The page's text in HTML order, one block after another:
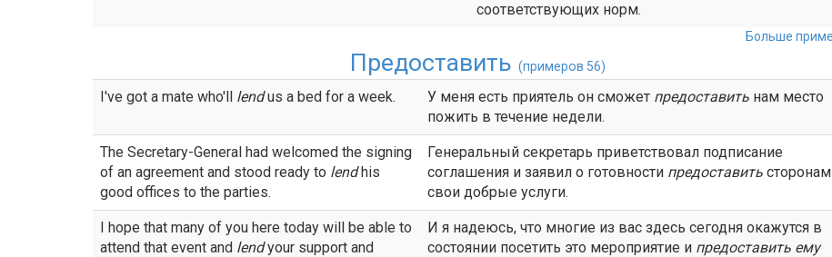
соответствующих норм.
Больше
Предоставить(примеров 56)
I've got a mate who'll lendus a bed for a week. У меня есть приятель он сможет предоставить нам место
пожить в течение недели.
The Secretary-General had welcomed the signing
of an agreement and stood ready to lendhis
good offices to the parties.
Генеральный секретарь приветствовал подписание
соглашения и заявил о готовности предоставить сторонам
свои добрые услуги.
I hope that many of you here today will be able to
attend that event and lendyour support and
И я надеюсь, что многие из вас здесь сегодня окажутся в
состоянии посетить это мероприятие и предоставить ему